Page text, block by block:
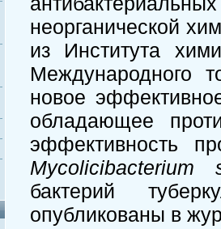
неорганической
из Института
Международного
новое
обладающее
эффективность
Mycolicibacterium
бактерий
опубликованы в